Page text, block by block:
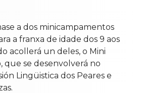
a dos minicampamentos
a franxa de idade dos 9 aos
acollerá un deles, o Mini
que se desenvolverá no
Lingüistica dos Peares e